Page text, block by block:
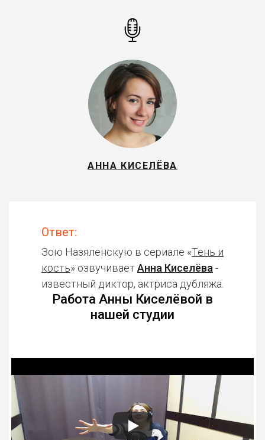
АННА КИСЕЛЁВА
Ответ:
Зою Назяленскую в сериале «Тень и
кость» озвучиваетАнна Киселёва -
известный диктор, актриса дубляжа.
Работа Анны Киселёвой в
нашей студии